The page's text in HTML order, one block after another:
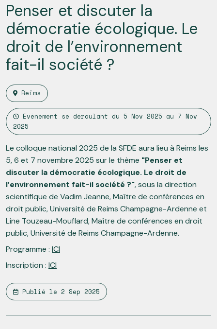
Penser et discuter la
démocratie écologique. Le
droit de l’environnement
fait-il société ?
Reims
Événement se déroulant du 5 Nov 2025 au 7 Nov
2025
Le colloque national 2025 de la SFDE aura lieu à Reims les
5, 6 et 7 novembre 2025 sur le thème "Penser et
discuter la démocratie écologique. Le droit de
l’environnement fait-il société ?", sous la direction
scientifique de Vadim Jeanne, Maître de conférences en
droit public, Université de Reims Champagne-Ardenne et
Line Touzeau-Mouflard, Maître de conférences en droit
public, Université de Reims Champagne-Ardenne.
Programme : ICI
Inscription : ICI
Publié le 2 Sep 2025